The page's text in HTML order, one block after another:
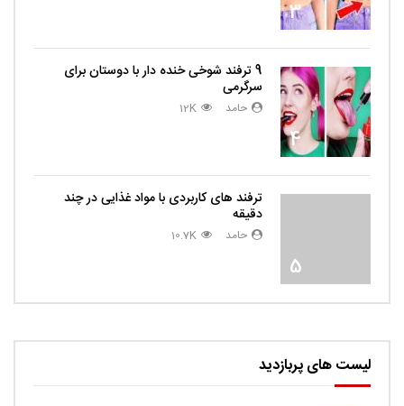
3
4
9 ترفند شوخی خنده دار با دوستان برای
سرگرمی
حامد 12K
5
ترفند های کاربردی با مواد غذایی در چند
دقیقه
حامد 10.7K
لیست های پربازدید